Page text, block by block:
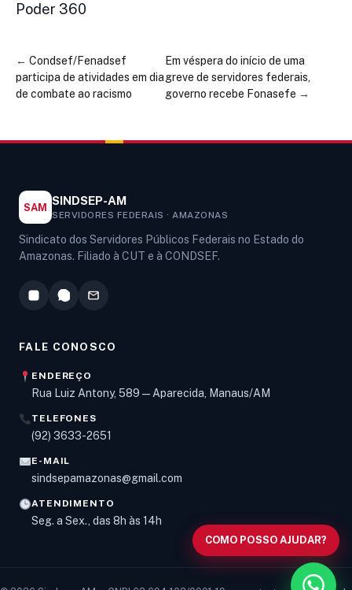
Poder 360
← Condsef/Fenadsef
participa de atividades em dia
de combate ao racismo
Em véspera do início de uma
greve de servidores federais,
governo recebe Fonasefe →
SAM SINDSEP-AM
SERVIDORES FEDERAIS · AMAZONAS
Sindicato dos Servidores Públicos Federais no Estado do
Amazonas. Filiado à CUT e à CONDSEF.
FALE CONOSCO
ENDEREÇO
Rua Luiz Antony, 589 — Aparecida, Manaus/AM
TELEFONES
(92) 3633-2651
E-MAIL
sindsepamazonas@gmail.com
ATENDIMENTO
Seg. a Sex., das 8h às 14h
COMO POSSO AJUDAR?
Olá! Digite um assunto e vou buscar em nossas